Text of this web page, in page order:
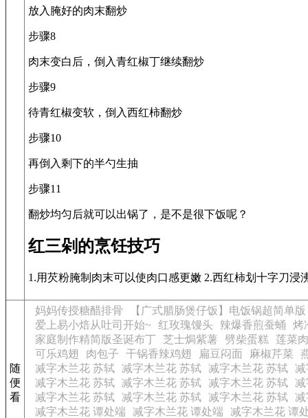
放入腌好的肉末翻炒
步骤8
肉末变白后，倒入青红椒丁继续翻炒
步骤9
待青红椒变软，倒入西红柿翻炒
步骤10
再倒入剩下的半勺生抽
步骤11
翻炒均匀后就可以出锅了，是不是很下饭呢？
红三剁的烹饪技巧
1.用芡粉腌制肉末可以使肉口感更嫩 2.西红柿划十字刀浸
随
便
看
妈妈传授糖醋排骨
【广式腊肠煲仔饭】电饭锅超简单版
爱上易小焙从吐司开始~
红玫瑰馒头 辣爆香煎蚕蛹
烤
家庭制作精简版圣诞布丁 芝士焗紫薯 劈柴蛋糕
莲菜
可乐鸡翅
肉包子 干锅香辣鸡翅 扁豆闷面 麻椒芹菜
减字木兰花 苏轼 减字木兰花 苏轼 减字木兰花 苏轼 减
减字木兰花 苏轼 减字木兰花 苏轼 减字木兰花 苏轼 减
减字木兰花 苏轼 减字木兰花 苏轼 减字木兰花 苏轼 减
减字木兰花 谭处端
减字木兰花 谭处端
减字木兰花 谭